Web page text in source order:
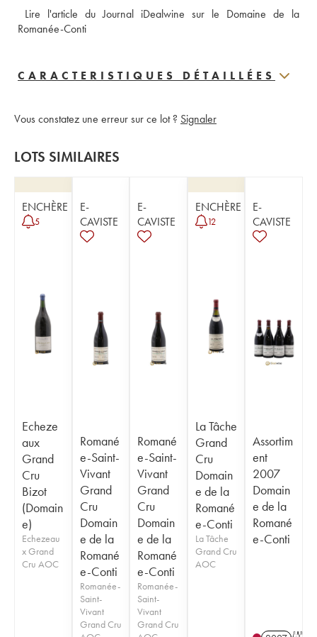
Lire l'article du Journal iDealwine sur le Domaine de la
Romanée-Conti
CARACTERISTIQUES DÉTAILLÉES
Vous constatez une erreur sur ce lot ? Signaler
LOTS SIMILAIRES
ENCHÈRE
5
Echeze
aux
Grand
Cru
Bizot
(Domain
e)
Echezeau
x Grand
Cru AOC
E-
CAVISTE
Romané
e-Saint-
Vivant
Grand
Cru
Domain
e de la
Romané
e-Conti
Romanée-
Saint-
Vivant
Grand Cru
E-
CAVISTE
Romané
e-Saint-
Vivant
Grand
Cru
Domain
e de la
Romané
e-Conti
Romanée-
Saint-
Vivant
Grand Cru
ENCHÈRE
12
La Tâche
Grand
Cru
Domain
e de la
Romané
e-Conti
La Tâche
Grand Cru
AOC
E-
CAVISTE
Assortim
ent
2007
Domain
e de la
Romané
e-Conti